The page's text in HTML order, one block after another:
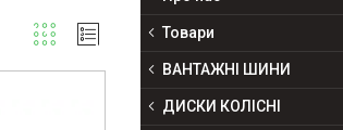
Товари
ВАНТАЖНІ ШИНИ
ДИСКИ КОЛІСНІ